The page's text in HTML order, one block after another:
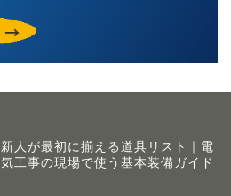
新人が最初に揃える道具リスト｜電
気工事の現場で使う基本装備ガイド